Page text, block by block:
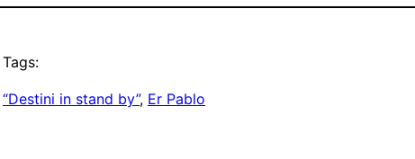
Tags:
“Destini in stand by”, Er Pablo